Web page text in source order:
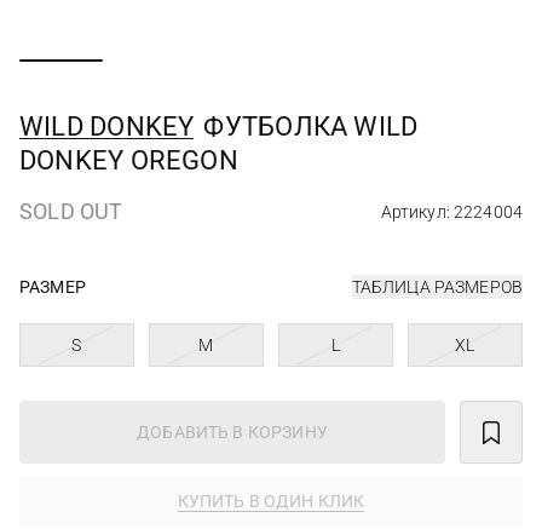
WILD DONKEY ФУТБОЛКА WILD
DONKEY OREGON
SOLD OUT Артикул: 2224004
РАЗМЕР ТАБЛИЦА РАЗМЕРОВ
S M L XL
ДОБАВИТЬ В КОРЗИНУ
КУПИТЬ В ОДИН КЛИК